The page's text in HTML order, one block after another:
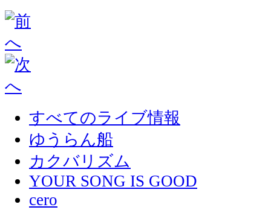
すべてのライブ情報
ゆうらん船
カクバリズム
YOUR SONG IS GOOD
cero